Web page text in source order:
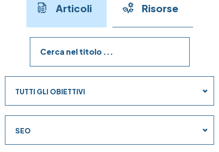
Risorse
Articoli
TUTTI GLI OBIETTIVI
SEO